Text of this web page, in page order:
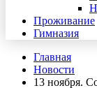
Проживание
Гимназия
Главная
Новости
13 ноября.